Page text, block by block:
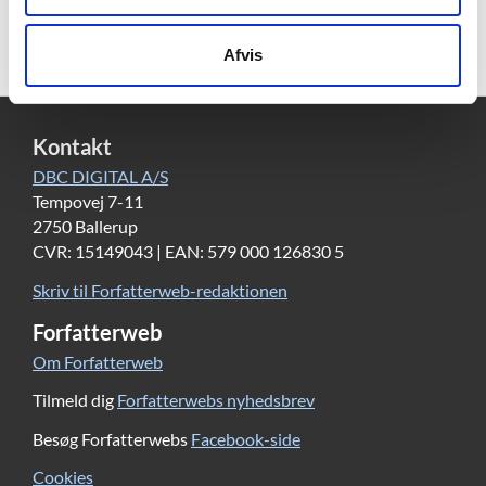
Afvis
Kontakt
DBC DIGITAL A/S
Tempovej 7-11
2750 Ballerup
CVR: 15149043 | EAN: 579 000 126830 5
Skriv til Forfatterweb-redaktionen
Forfatterweb
Om Forfatterweb
Tilmeld dig Forfatterwebs nyhedsbrev
Besøg Forfatterwebs Facebook-side
Cookies